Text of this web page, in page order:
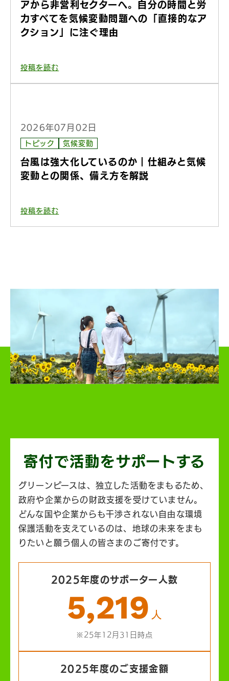
アから非営利セクターへ。自分の時間と労
力すべてを気候変動問題への「直接的なア
クション」に注ぐ理由
投稿を読む
2026年07月02日
トピック 気候変動
台風は強大化しているのか｜仕組みと気候
変動との関係、備え方を解説
投稿を読む
寄付で活動をサポートする
グリーンピースは、独立した活動をまもるため、
政府や企業からの財政支援を受けていません。
どんな国や企業からも干渉されない自由な環境
保護活動を支えているのは、地球の未来をまも
りたいと願う個人の皆さまのご寄付です。
2025年度のサポーター人数
5,219 人
※25年12月31日時点
2025年度のご支援金額